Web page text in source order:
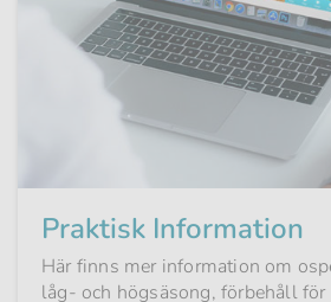
Praktisk Information
Här finns mer information om
låg- och högsäsong, förbehåll för